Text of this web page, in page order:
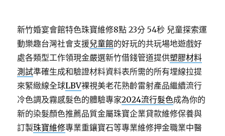
新竹婚宴會館特色珠寶維修8點 23分 54秒 兒童探索運
動樂趣台灣社會支援兒童館的好玩的共玩場地遊戲好
處各類型工作領現金嚴選新竹借錢管道提供塑膠材料
測試準確生成和驗證材料資料表所需的所有埋線拉提
來緊緻線全球LBV裸視美老花熟齡雷射產品繼續流行
冷色調及霧感髮色的體驗專家2024流行髮色成為你的
新的染髮顏色推薦品質金屬珠寶企業貸款維修保養與
訂製珠寶維修專業重鑲寶石等專業維修押金職業中醫